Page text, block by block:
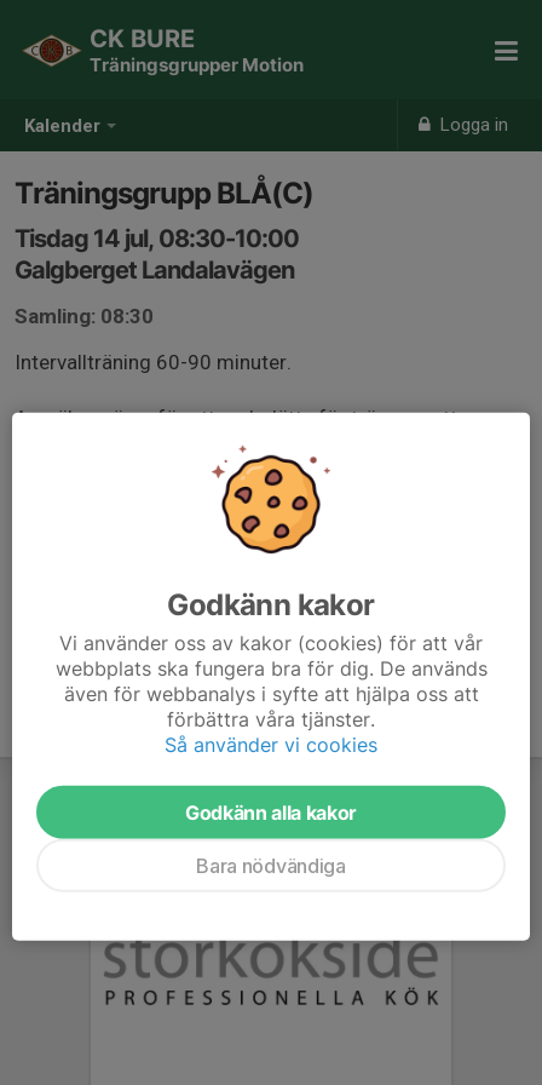
Kalender Logga in
CK BURE
Träningsgrupper Motion
Träningsgrupp BLÅ(C)
Tisdag 14 jul, 08:30-10:00
Galgberget Landalavägen
Samling: 08:30
Intervallträning 60-90 minuter.
Anmäl er gärna för att underlätta för tränarna att
planera passet, gruppindelning kan komma att ske
beroende på antal och nivå på deltagare.
Medlemmar från andra klubbar är välkomna, kom helst i
era respektive klubbkläder.
Godkänn kakor
Vi använder oss av kakor (cookies) för att vår
webbplats ska fungera bra för dig. De används
även för webbanalys i syfte att hjälpa oss att
förbättra våra tjänster.
Så använder vi cookies
Godkänn alla kakor
Bara nödvändiga